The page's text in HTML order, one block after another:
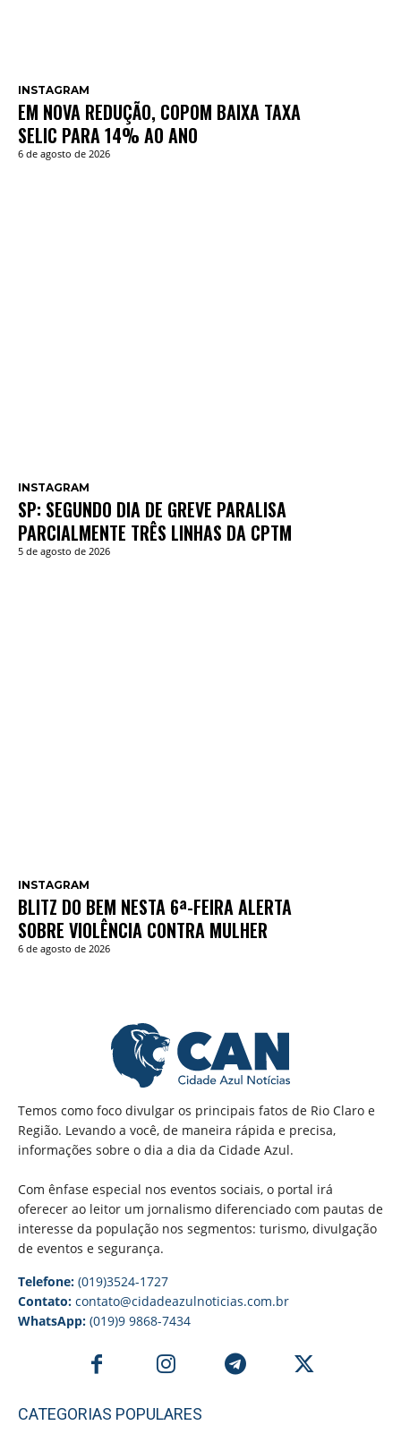
INSTAGRAM
EM NOVA REDUÇÃO, COPOM BAIXA TAXA
SELIC PARA 14% AO ANO
6 de agosto de 2026
INSTAGRAM
SP: SEGUNDO DIA DE GREVE PARALISA
PARCIALMENTE TRÊS LINHAS DA CPTM
5 de agosto de 2026
INSTAGRAM
BLITZ DO BEM NESTA 6ª-FEIRA ALERTA
SOBRE VIOLÊNCIA CONTRA MULHER
6 de agosto de 2026
Temos como foco divulgar os principais fatos de Rio Claro e
Região. Levando a você, de maneira rápida e precisa,
informações sobre o dia a dia da Cidade Azul.
Com ênfase especial nos eventos sociais, o portal irá
oferecer ao leitor um jornalismo diferenciado com pautas de
interesse da população nos segmentos: turismo, divulgação
de eventos e segurança.
Telefone: (019)3524-1727
Contato: contato@cidadeazulnoticias.com.br
WhatsApp: (019)9 9868-7434
CATEGORIAS POPULARES